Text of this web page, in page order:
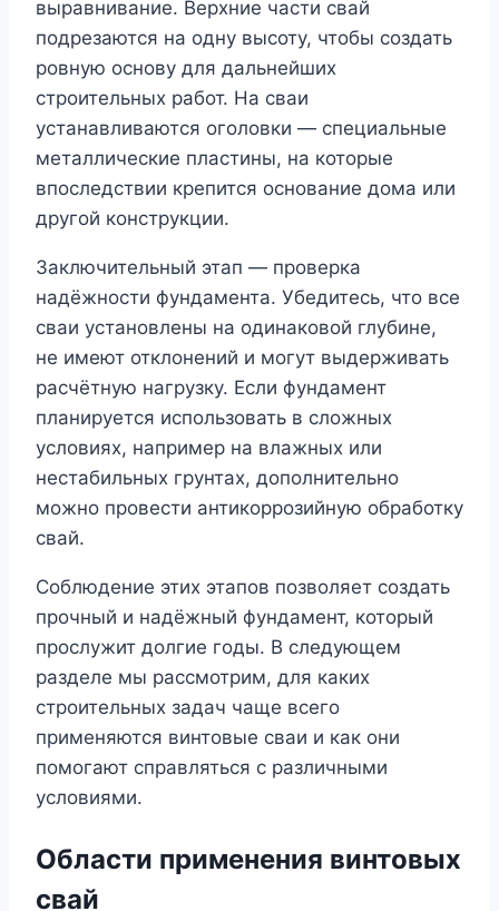
выравнивание. Верхние части свай
подрезаются на одну высоту, чтобы создать
ровную основу для дальнейших
строительных работ. На сваи
устанавливаются оголовки — специальные
металлические пластины, на которые
впоследствии крепится основание дома или
другой конструкции.
Заключительный этап — проверка
надёжности фундамента. Убедитесь, что все
сваи установлены на одинаковой глубине,
не имеют отклонений и могут выдерживать
расчётную нагрузку. Если фундамент
планируется использовать в сложных
условиях, например на влажных или
нестабильных грунтах, дополнительно
можно провести антикоррозийную обработку
свай.
Соблюдение этих этапов позволяет создать
прочный и надёжный фундамент, который
прослужит долгие годы. В следующем
разделе мы рассмотрим, для каких
строительных задач чаще всего
применяются винтовые сваи и как они
помогают справляться с различными
условиями.
Области применения винтовых
свай